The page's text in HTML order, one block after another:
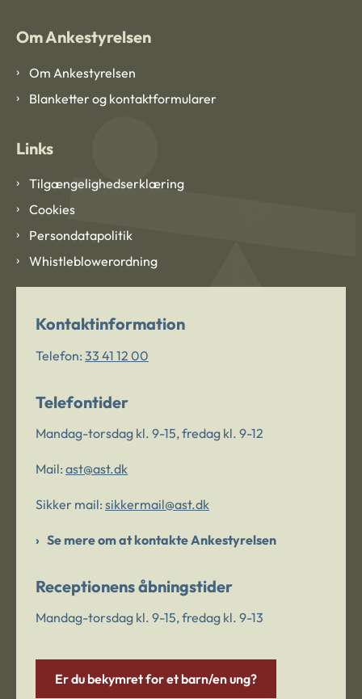
Om Ankestyrelsen
Om Ankestyrelsen
Blanketter og kontaktformularer
Links
Tilgængelighedserklæring
Cookies
Persondatapolitik
Whistleblowerordning
Kontaktinformation
Telefon: 33 41 12 00
Telefontider
Mandag-torsdag kl. 9-15, fredag kl. 9-12
Mail: ast@ast.dk
Sikker mail: sikkermail@ast.dk
Se mere om at kontakte Ankestyrelsen
Receptionens åbningstider
Mandag-torsdag kl. 9-15, fredag kl. 9-13
Er du bekymret for et barn/en ung?